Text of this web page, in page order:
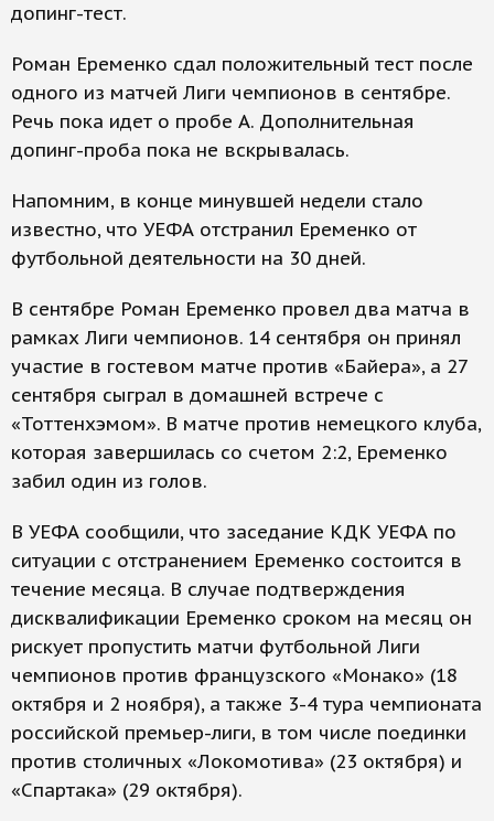
допинг-тест.
Роман Еременко сдал положительный тест после
одного из матчей Лиги чемпионов в сентябре.
Речь пока идет о пробе A. Дополнительная
допинг-проба пока не вскрывалась.
Напомним, в конце минувшей недели стало
известно, что УЕФА отстранил Еременко от
футбольной деятельности на 30 дней.
В сентябре Роман Еременко провел два матча в
рамках Лиги чемпионов. 14 сентября он принял
участие в гостевом матче против «Байера», а 27
сентября сыграл в домашней встрече с
«Тоттенхэмом». В матче против немецкого клуба,
которая завершилась со счетом 2:2, Еременко
забил один из голов.
В УЕФА сообщили, что заседание КДК УЕФА по
ситуации с отстранением Еременко состоится в
течение месяца. В случае подтверждения
дисквалификации Еременко сроком на месяц он
рискует пропустить матчи футбольной Лиги
чемпионов против французского «Монако» (18
октября и 2 ноября), а также 3-4 тура чемпионата
российской премьер-лиги, в том числе поединки
против столичных «Локомотива» (23 октября) и
«Спартака» (29 октября).